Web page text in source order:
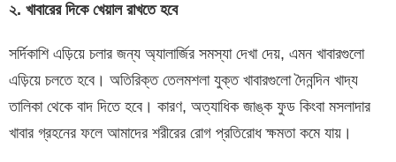
২. খাবারের দিকে খেয়াল রাখতে হবে
সর্দিকাশি এড়িয়ে চলার জন্য অ্যালার্জির সমস্যা দেখা দেয়, এমন খাবারগুলো
এড়িয়ে চলতে হবে। অতিরিক্ত তেলমশলা যুক্ত খাবারগুলো দৈনন্দিন খাদ্য
তালিকা থেকে বাদ দিতে হবে। কারণ, অত্যাধিক জাঙ্ক ফুড কিংবা মসলাদার
খাবার গ্রহনের ফলে আমাদের শরীরের রোগ প্রতিরোধ ক্ষমতা কমে যায়।